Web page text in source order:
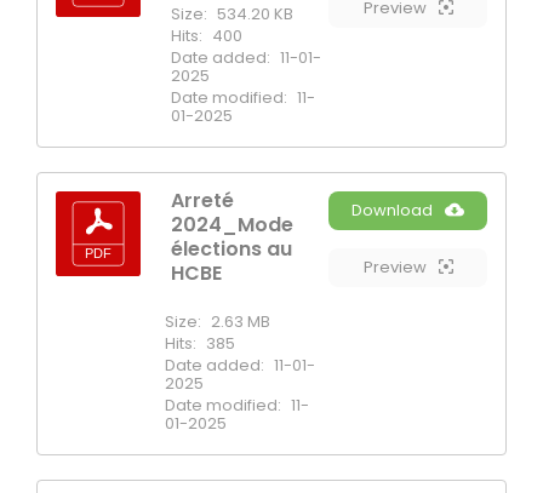
Size: 534.20 KB
Hits: 400
Date added: 11-01-
2025
Date modified: 11-
01-2025
Preview
Arreté
2024_Mode
élections au
HCBE
Size: 2.63 MB
Hits: 385
Date added: 11-01-
2025
Date modified: 11-
01-2025
Download
Preview